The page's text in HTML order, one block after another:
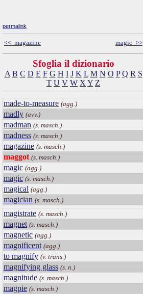
permalink
<< magazine magic >>
Sfoglia il dizionario
A B C D E F G H I J K L M N O P Q R S
T U V W X Y Z
made-to-measure (agg.)
madly (avv.)
madman (s. masch.)
madness (s. masch.)
magazine (s. masch.)
maggot (s. masch.)
magic (agg.)
magic (s. masch.)
magical (agg.)
magician (s. masch.)
magistrate (s. masch.)
magnet (s. masch.)
magnetic (agg.)
magnificent (agg.)
to magnify (v. trans.)
magnifying glass (s. n.)
magnitude (s. masch.)
magpie (s. masch.)